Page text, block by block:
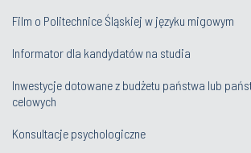
Film o Politechnice Śląskiej w języku migowym
Informator dla kandydatów na studia
Inwestycje dotowane z budżetu państwa lub
celowych
Konsultacje psychologiczne